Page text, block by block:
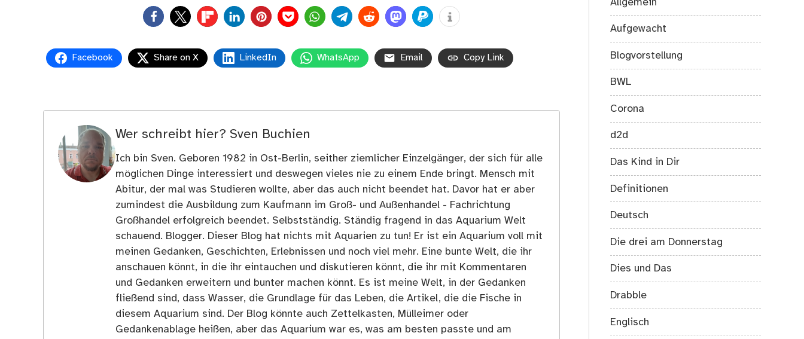
0
Facebook Share on X LinkedIn WhatsApp Email Copy Link
Wer schreibt hier? Sven Buchien
Ich bin Sven. Geboren 1982 in Ost-Berlin, seither ziemlicher Einzelgänger, der sich für alle
möglichen Dinge interessiert und deswegen vieles nie zu einem Ende bringt. Mensch mit
Abitur, der mal was Studieren wollte, aber das auch nicht beendet hat. Davor hat er aber
zumindest die Ausbildung zum Kaufmann im Groß- und Außenhandel - Fachrichtung
Großhandel erfolgreich beendet. Selbstständig. Ständig fragend in das Aquarium Welt
schauend. Blogger. Dieser Blog hat nichts mit Aquarien zu tun! Er ist ein Aquarium voll mit
meinen Gedanken, Geschichten, Erlebnissen und noch viel mehr. Eine bunte Welt, die ihr
anschauen könnt, in die ihr eintauchen und diskutieren könnt, die ihr mit Kommentaren
und Gedanken erweitern und bunter machen könnt. Es ist meine Welt, in der Gedanken
fließend sind, dass Wasser, die Grundlage für das Leben, die Artikel, die die Fische in
diesem Aquarium sind. Der Blog könnte auch Zettelkasten, Mülleimer oder
Gedankenablage heißen, aber das Aquarium war es, was am besten passte und am
Aufgewacht
Blogvorstellung
BWL
Corona
d2d
Das Kind in Dir
Definitionen
Deutsch
Die drei am Donnerstag
Dies und Das
Drabble
Englisch